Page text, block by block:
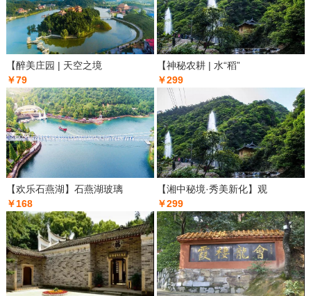
【醉美庄园 | 天空之境
￥79
【神秘农耕 | 水“稻”
￥299
【欢乐石燕湖】石燕湖玻璃
￥168
【湘中秘境·秀美新化】观
￥299